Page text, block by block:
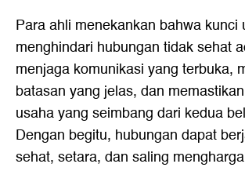
Para ahli menekankan bahwa kunci
menghindari hubungan tidak sehat
menjaga komunikasi yang terbuka,
batasan yang jelas, dan
usaha yang seimbang dari kedua
Dengan begitu, hubungan dapat
sehat, setara, dan saling